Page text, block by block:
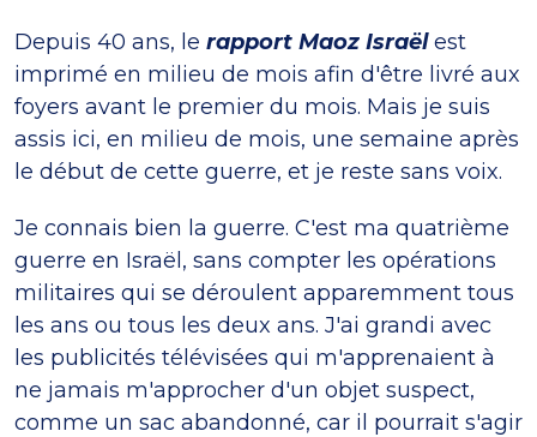
Depuis 40 ans, le rapport Maoz Israëlest
imprimé en milieu de mois afin d'être livré aux
foyers avant le premier du mois. Mais je suis
assis ici, en milieu de mois, une semaine après
le début de cette guerre, et je reste sans voix.
Je connais bien la guerre. C'est ma quatrième
guerre en Israël, sans compter les opérations
militaires qui se déroulent apparemment tous
les ans ou tous les deux ans. J'ai grandi avec
les publicités télévisées qui m'apprenaient à
ne jamais m'approcher d'un objet suspect,
comme un sac abandonné, car il pourrait s'agir